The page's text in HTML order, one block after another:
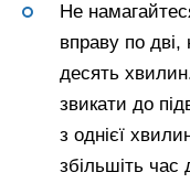
Не
вправу по дві,
десять
звикати до
з однієї
збільшіть